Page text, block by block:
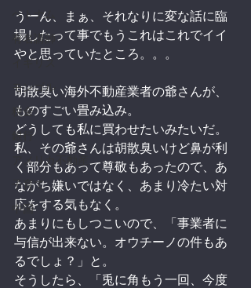
ベトナム
有名講師
イギリス
モンゴル
税金
銀行
アメリカ不動産
子育て
中国
うーん、まぁ、それなりに変な話に臨
場したって事でもうこれはこれでイイ
やと思っていたところ。。。
胡散臭い海外不動産業者の爺さんが、
ものすごい畳み込み。
どうしても私に買わせたいみたいだ。
私、その爺さんは胡散臭いけど鼻が利
く部分もあって尊敬もあったので、あ
ながち嫌いではなく、あまり冷たい対
応をする気もなく。
あまりにもしつこいので、「事業者に
与信が出来ない。オウチーノの件もあ
るでしょ？」と。
そうしたら、「兎に角もう一回、今度